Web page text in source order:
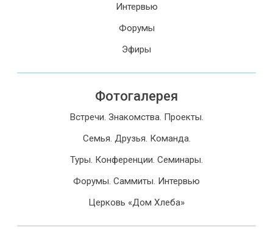
Интервью
Форумы
Эфиры
Фотогалерея
Встречи. Знакомства. Проекты.
Семья. Друзья. Команда.
Туры. Конференции. Семинары.
Форумы. Саммиты. Интервью
Церковь «Дом Хлеба»